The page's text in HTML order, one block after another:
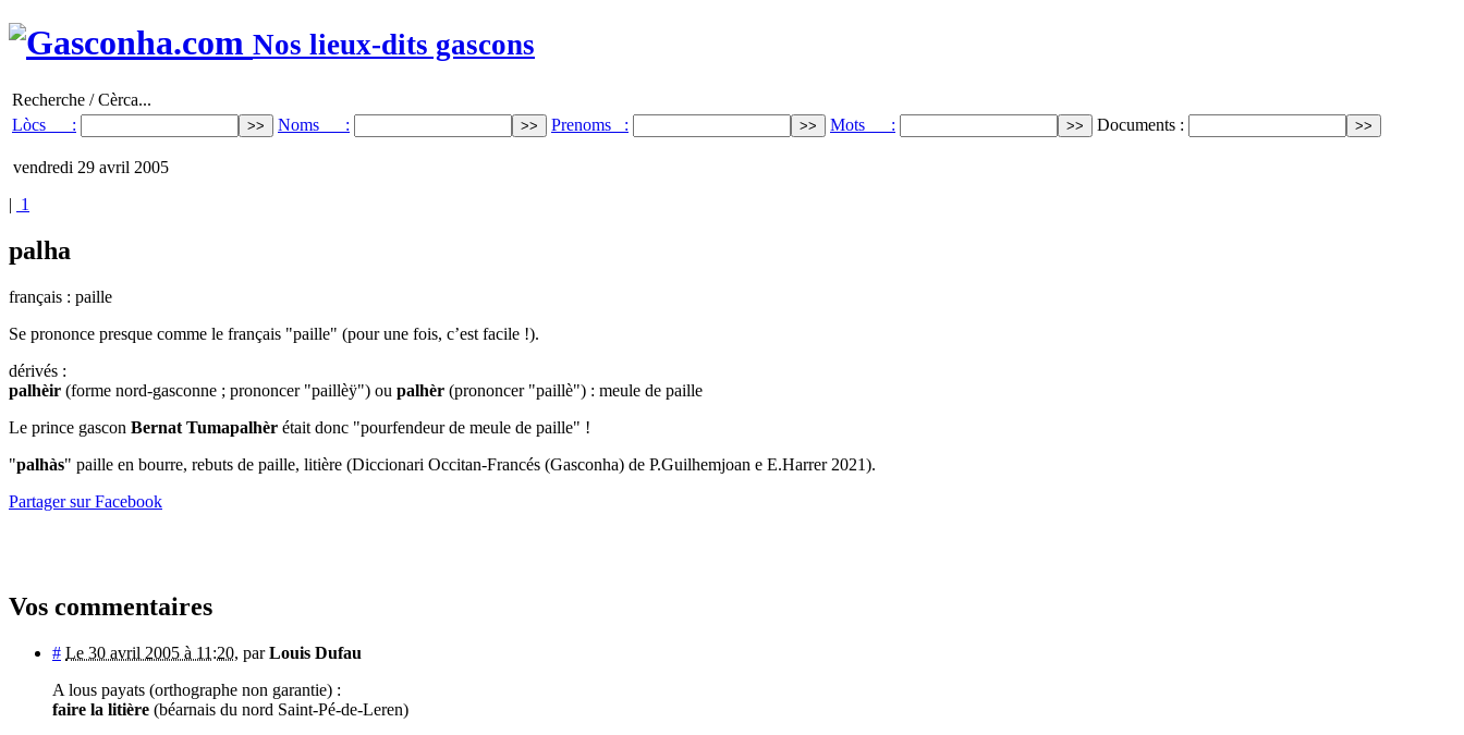
Nos lieux-dits gascons
Recherche / Cèrca...
Lòcs :
Noms : Prenoms : Mots : Documents :
vendredi 29 avril 2005
| 1
palha
français : paille
Se prononce presque comme le français "paille" (pour une fois, c’est facile !).
dérivés :
palhèir (forme nord-gasconne ; prononcer "paillèÿ") ou palhèr (prononcer "paillè") : meule de paille
Le prince gascon Bernat Tumapalhèr était donc "pourfendeur de meule de paille" !
"palhàs" paille en bourre, rebuts de paille, litière (Diccionari Occitan-Francés (Gasconha) de P.Guilhemjoan e E.Harrer 2021).
Partager sur Facebook
Vos commentaires
# Le 30 avril 2005 à 11:20, parLouis Dufau
A lous payats (orthographe non garantie) :
faire la litière (béarnais du nord Saint-Pé-de-Leren)